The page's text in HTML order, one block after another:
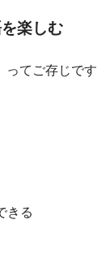
楽しむ
ってご存じです
きる